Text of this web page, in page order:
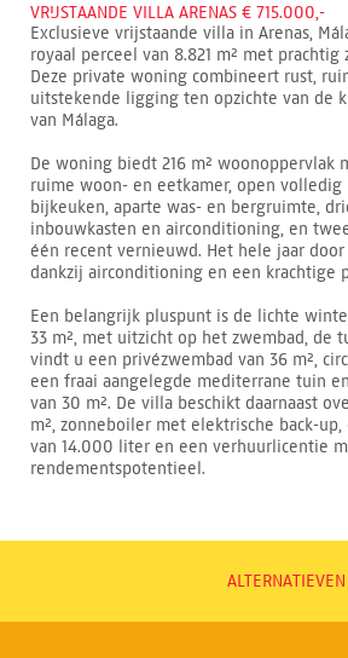
VRIJSTAANDE VILLA ARENAS € 715.000,-
Exclusieve vrijstaande villa in Arenas,
royaal perceel van 8.821 m² met prachtig
Deze private woning combineert rust,
uitstekende ligging ten opzichte van de
van Málaga.
De woning biedt 216 m² woonoppervlak
ruime woon- en eetkamer, open volledig
bijkeuken, aparte was- en bergruimte,
inbouwkasten en airconditioning, en
één recent vernieuwd. Het hele jaar
dankzij airconditioning en een krachtige
Een belangrijk pluspunt is de lichte
33 m², met uitzicht op het zwembad, de
vindt u een privézwembad van 36 m²,
een fraai aangelegde mediterrane tuin
van 30 m². De villa beschikt daarnaast
m², zonneboiler met elektrische back-
van 14.000 liter en een verhuurlicentie
rendementspotentieel.
ALTERNATIEVEN